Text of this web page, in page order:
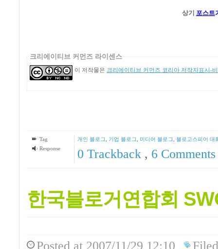
상기 포스트
크리에이티브 커먼즈 라이센스
이 저작물은 크리에이티브 커먼즈 코리아 저작자표시-
Tag 개인 블로그 기업 블로그 미디어 블로그 블로고스피어 대
Response
0 Trackback , 6Comments
한국블로거연합회
Posted at 2007/11/29 12:10 Filed